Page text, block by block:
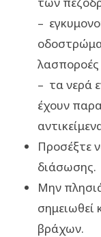
–
λασποροές
– τα νερά
έχουν
Προσέξτε
διάσωσης.
Μην
σημειωθεί
βράχων.